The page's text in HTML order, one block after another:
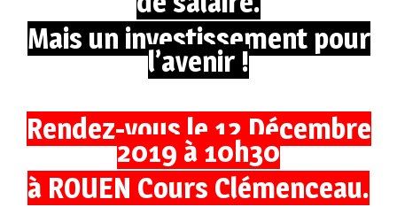
Mais un investissement pour
l’avenir !
Rendez-vous le 12 Décembre
2019 à 10h30
à ROUEN Cours Clémenceau.